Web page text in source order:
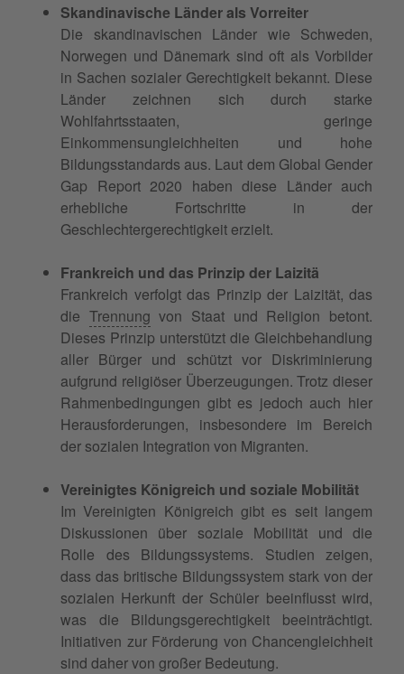
Skandinavische Länder als Vorreiter
Die skandinavischen Länder wie Schweden,
Norwegen und Dänemark sind oft als Vorbilder
in Sachen sozialer Gerechtigkeit bekannt. Diese
Länder zeichnen sich durch starke
Wohlfahrtsstaaten, geringe
Einkommensungleichheiten und hohe
Bildungsstandards aus. Laut dem Global Gender
Gap Report 2020 haben diese Länder auch
erhebliche Fortschritte in der
Geschlechtergerechtigkeit erzielt.
Frankreich und das Prinzip der Laizitä
Frankreich verfolgt das Prinzip der Laizität, das
die Trennung von Staat und Religion betont.
Dieses Prinzip unterstützt die Gleichbehandlung
aller Bürger und schützt vor Diskriminierung
aufgrund religiöser Überzeugungen. Trotz dieser
Rahmenbedingungen gibt es jedoch auch hier
Herausforderungen, insbesondere im Bereich
der sozialen Integration von Migranten.
Vereinigtes Königreich und soziale Mobilität
Im Vereinigten Königreich gibt es seit langem
Diskussionen über soziale Mobilität und die
Rolle des Bildungssystems. Studien zeigen,
dass das britische Bildungssystem stark von der
sozialen Herkunft der Schüler beeinflusst wird,
was die Bildungsgerechtigkeit beeinträchtigt.
Initiativen zur Förderung von Chancengleichheit
sind daher von großer Bedeutung.